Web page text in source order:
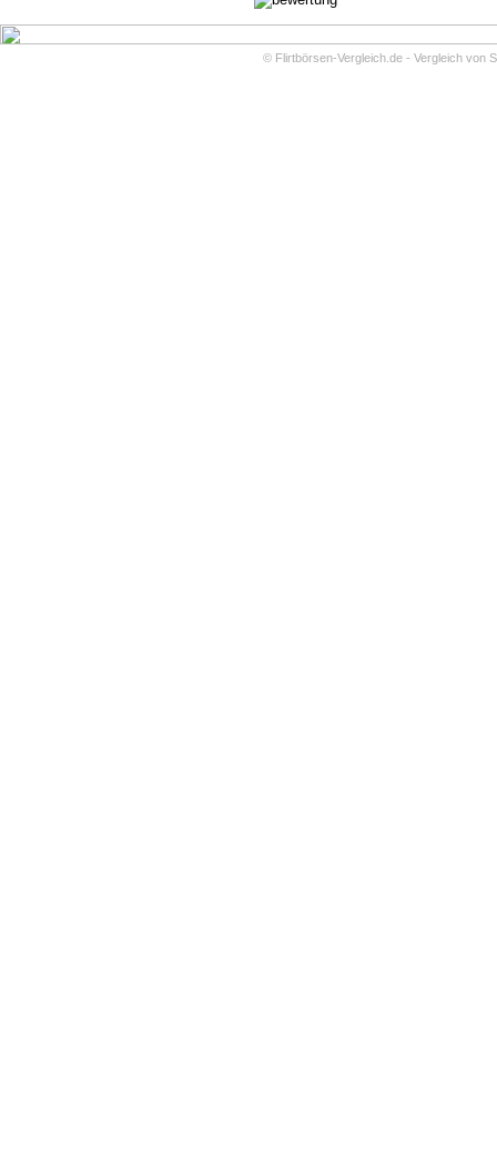
© Flirtbörsen-Vergleich.de - Vergleich von